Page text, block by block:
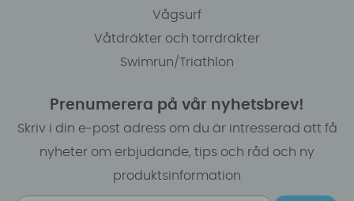
Vågsurf
Våtdräkter och torrdräkter
Swimrun/Triathlon
Prenumerera på vår nyhetsbrev!
Skriv i din e-post adress om du är intresserad att få
nyheter om erbjudande, tips och råd och ny
produktsinformation